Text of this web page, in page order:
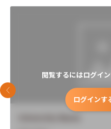
閲覧するにはログイ
ログインす
前のスライド